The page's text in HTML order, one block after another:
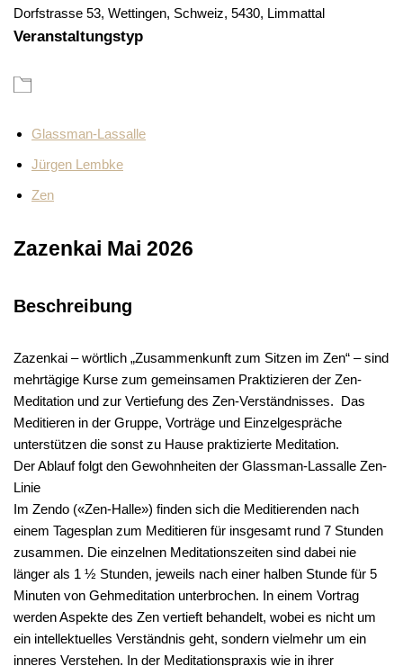
Dorfstrasse 53, Wettingen, Schweiz, 5430, Limmattal
Veranstaltungstyp
Glassman-Lassalle
Jürgen Lembke
Zen
Zazenkai Mai 2026
Beschreibung
Zazenkai – wörtlich „Zusammenkunft zum Sitzen im Zen“ – sind
mehrtägige Kurse zum gemeinsamen Praktizieren der Zen-
Meditation und zur Vertiefung des Zen-Verständnisses. Das
Meditieren in der Gruppe, Vorträge und Einzelgespräche
unterstützen die sonst zu Hause praktizierte Meditation.
Der Ablauf folgt den Gewohnheiten der Glassman-Lassalle Zen-
Linie
Im Zendo («Zen-Halle») finden sich die Meditierenden nach
einem Tagesplan zum Meditieren für insgesamt rund 7 Stunden
zusammen. Die einzelnen Meditationszeiten sind dabei nie
länger als 1 ½ Stunden, jeweils nach einer halben Stunde für 5
Minuten von Gehmeditation unterbrochen. In einem Vortrag
werden Aspekte des Zen vertieft behandelt, wobei es nicht um
ein intellektuelles Verständnis geht, sondern vielmehr um ein
inneres Verstehen. In der Meditationspraxis wie in ihrer